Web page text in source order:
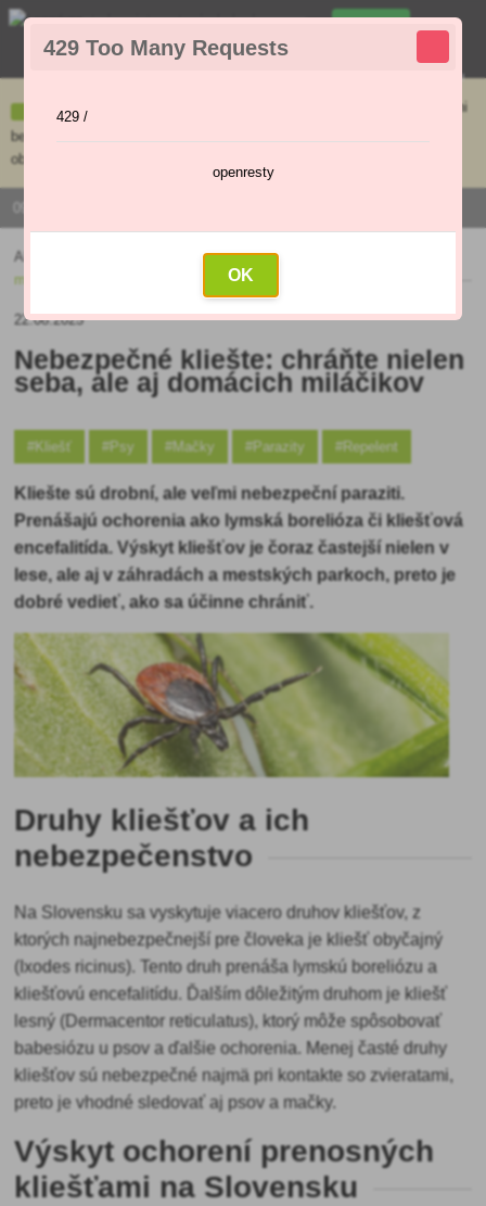
429 Too Many Requests
429 /
openresty
OK
Ceny uvedené na e-shope sa môžu líšiť od cien v kamennej predajni
bez objednávky. Tovar skladom pripravíme do 30 min na základe
objednávky. Predajňa je v sobotu zatvorená.
Menu
Aktuality
Nebezpečné kliešte: chráňte nielen seba, ale aj domácich
miláčikov
22.08.2025
Nebezpečné kliešte: chráňte nielen
seba, ale aj domácich miláčikov
#Kliešť #Psy #Mačky #Parazity #Repelent
Kliešte sú drobní, ale veľmi nebezpeční paraziti.
Prenášajú ochorenia ako lymská borelióza či kliešťová
encefalitída. Výskyt kliešťov je čoraz častejší nielen v
lese, ale aj v záhradách a mestských parkoch, preto je
dobré vedieť, ako sa účinne chrániť.
Druhy kliešťov a ich
nebezpečenstvo
Na Slovensku sa vyskytuje viacero druhov kliešťov, z
ktorých najnebezpečnejší pre človeka je kliešť obyčajný
(Ixodes ricinus). Tento druh prenáša lymskú boreliózu a
kliešťovú encefalitídu. Ďalším dôležitým druhom je kliešť
lesný (Dermacentor reticulatus), ktorý môže spôsobovať
babesiózu u psov a ďalšie ochorenia. Menej časté druhy
kliešťov sú nebezpečné najmä pri kontakte so zvieratami,
preto je vhodné sledovať aj psov a mačky.
Výskyt ochorení prenosných
kliešťami na Slovensku